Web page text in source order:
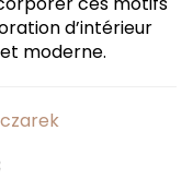
d’intérieur
moderne.